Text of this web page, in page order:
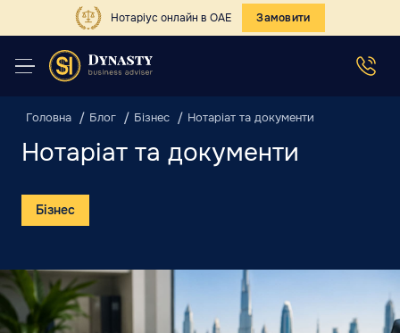
Нотаріус онлайн в ОАЕ Замовити
Головна Блог Бізнес Нотаріат та документи
Нотаріат та документи
Бізнес